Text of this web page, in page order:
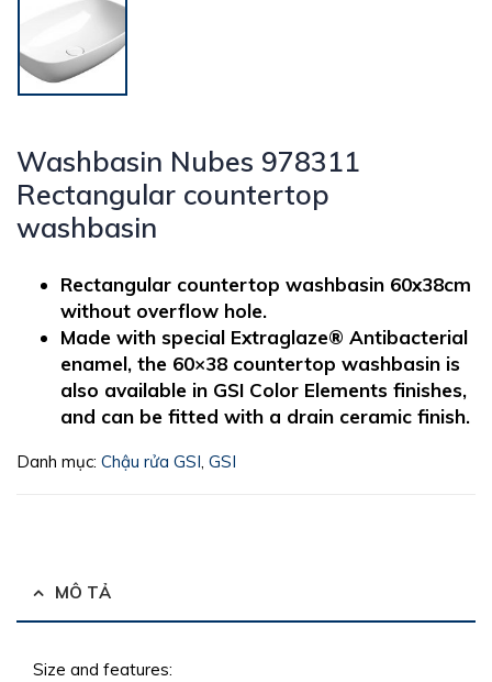
Washbasin Nubes 978311
Rectangular countertop
washbasin
Rectangular countertop washbasin 60x38cm
without overflow hole.
Made with special Extraglaze® Antibacterial
enamel, the 60×38 countertop washbasin is
also available in GSI Color Elements finishes,
and can be fitted with a drain ceramic finish.
Danh mục: Chậu rửa GSI GSI
MÔ TẢ
Size and features: